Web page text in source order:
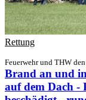
Rettung
Feuerwehr und THW
Brand an und
auf dem Dach -